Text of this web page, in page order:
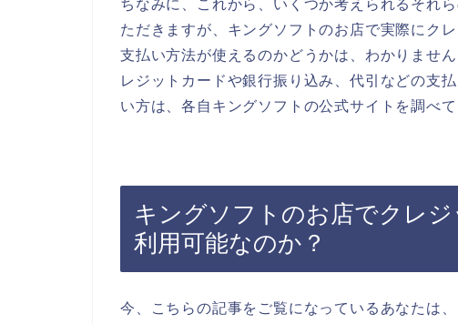
ちなみに、これから、いくつか考えられるそれ
ただきますが、キングソフトのお店で実際にク
支払い方法が使えるのかどうかは、わかりませ
レジットカードや銀行振り込み、代引などの支
い方は、各自キングソフトの公式サイトを調べ
キングソフトのお店でクレ
利用可能なのか？
今、こちらの記事をご覧になっているあなたは